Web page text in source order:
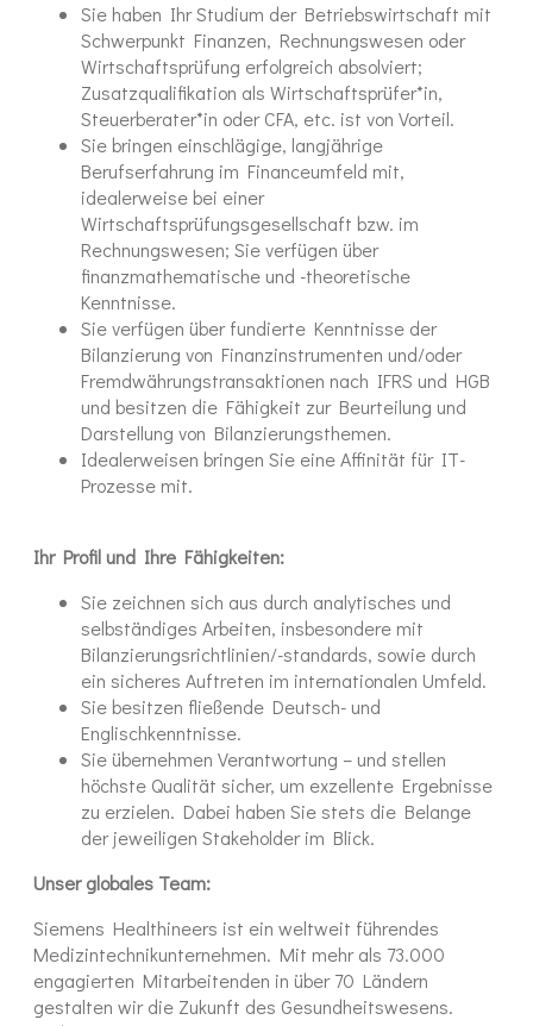
Sie haben Ihr Studium der Betriebswirtschaft mit
Schwerpunkt Finanzen, Rechnungswesen oder
Wirtschaftsprüfung erfolgreich absolviert;
Zusatzqualifikation als Wirtschaftsprüfer*in,
Steuerberater*in oder CFA, etc. ist von Vorteil.
Sie bringen einschlägige, langjährige
Berufserfahrung im Financeumfeld mit,
idealerweise bei einer
Wirtschaftsprüfungsgesellschaft bzw. im
Rechnungswesen; Sie verfügen über
finanzmathematische und -theoretische
Kenntnisse.
Sie verfügen über fundierte Kenntnisse der
Bilanzierung von Finanzinstrumenten und/oder
Fremdwährungstransaktionen nach IFRS und HGB
und besitzen die Fähigkeit zur Beurteilung und
Darstellung von Bilanzierungsthemen.
Idealerweisen bringen Sie eine Affinität für IT-
Prozesse mit.
Ihr Profil und Ihre Fähigkeiten:
Sie zeichnen sich aus durch analytisches und
selbständiges Arbeiten, insbesondere mit
Bilanzierungsrichtlinien/-standards, sowie durch
ein sicheres Auftreten im internationalen Umfeld.
Sie besitzen fließende Deutsch- und
Englischkenntnisse.
Sie übernehmen Verantwortung – und stellen
höchste Qualität sicher, um exzellente Ergebnisse
zu erzielen. Dabei haben Sie stets die Belange
der jeweiligen Stakeholder im Blick.
Unser globales Team:
Siemens Healthineers ist ein weltweit führendes
Medizintechnikunternehmen. Mit mehr als 73.000
engagierten Mitarbeitenden in über 70 Ländern
gestalten wir die Zukunft des Gesundheitswesens.